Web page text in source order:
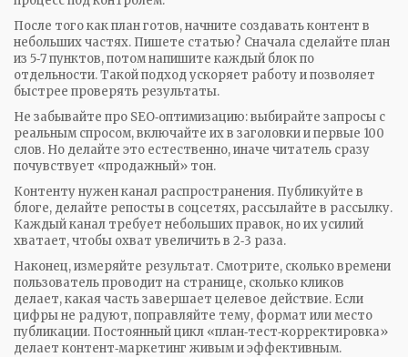
После того как план готов, начните создавать контент в
небольших частях. Пишете статью? Сначала сделайте план
из 5‑7 пунктов, потом напишите каждый блок по
отдельности. Такой подход ускоряет работу и позволяет
быстрее проверять результаты.
Не забывайте про SEO‑оптимизацию: выбирайте запросы с
реальным спросом, включайте их в заголовки и первые 100
слов. Но делайте это естественно, иначе читатель сразу
почувствует «продажный» тон.
Контенту нужен канал распространения. Публикуйте в
блоге, делайте репосты в соцсетях, рассылайте в рассылку.
Каждый канал требует небольших правок, но их усилий
хватает, чтобы охват увеличить в 2‑3 раза.
Наконец, измеряйте результат. Смотрите, сколько времени
пользователь проводит на странице, сколько кликов
делает, какая часть завершает целевое действие. Если
цифры не радуют, поправляйте тему, формат или место
публикации. Постоянный цикл «план‑тест‑корректировка»
делает контент‑маркетинг живым и эффективным.